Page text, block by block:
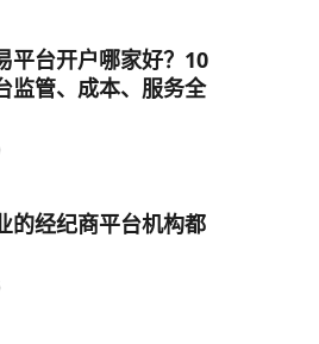
平台开户哪家好？10
监管、成本、服务全
的经纪商平台机构都